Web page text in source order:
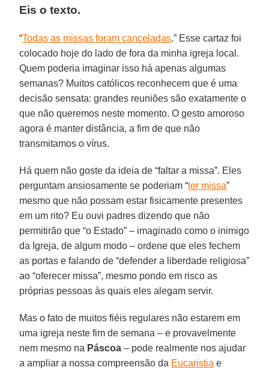
Eis o texto.
“Todas as missas foram canceladas.” Esse cartaz foi
colocado hoje do lado de fora da minha igreja local.
Quem poderia imaginar isso há apenas algumas
semanas? Muitos católicos reconhecem que é uma
decisão sensata: grandes reuniões são exatamente o
que não queremos neste momento. O gesto amoroso
agora é manter distância, a fim de que não
transmitamos o vírus.
Há quem não goste da ideia de “faltar a missa”. Eles
perguntam ansiosamente se poderiam “ter missa”
mesmo que não possam estar fisicamente presentes
em um rito? Eu ouvi padres dizendo que não
permitirão que “o Estado” – imaginado como o inimigo
da Igreja, de algum modo – ordene que eles fechem
as portas e falando de “defender a liberdade religiosa”
ao “oferecer missa”, mesmo pondo em risco as
próprias pessoas às quais eles alegam servir.
Mas o fato de muitos fiéis regulares não estarem em
uma igreja neste fim de semana – e provavelmente
nem mesmo na Páscoa – pode realmente nos ajudar
a ampliar a nossa compreensão da Eucaristia e